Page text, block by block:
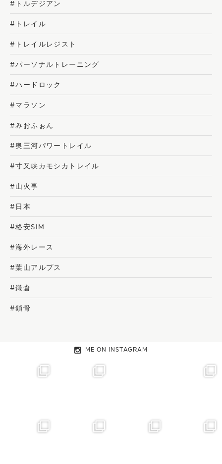
#トルデジアン
#トレイル
#トレイルレジスト
#パーソナルトレーニング
#ハードロック
#マラソン
#みおふぉん
#奥三河パワートレイル
#寸又峡カモシカトレイル
#山火事
#日本
#格安SIM
#海外レース
#葉山アルプス
#鎌倉
#鎖骨
ME ON INSTAGRAM